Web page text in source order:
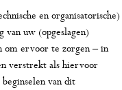
en organisatorische)
van uw (opgeslagen)
om ervoor te zorgen – in
verstrekt als hiervoor
van dit